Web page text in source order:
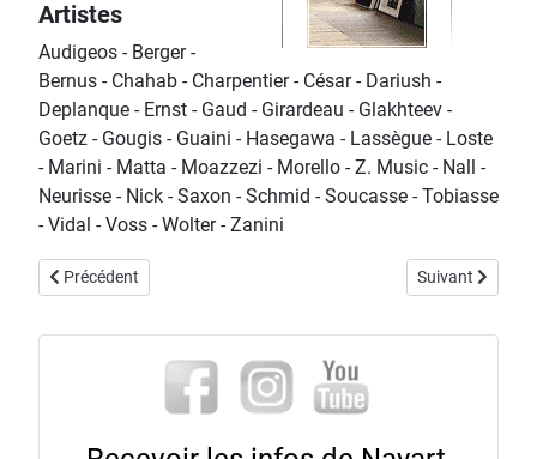
Artistes
Audigeos - Berger -
Bernus - Chahab - Charpentier - César - Dariush -
Deplanque - Ernst - Gaud - Girardeau - Glakhteev -
Goetz - Gougis - Guaini - Hasegawa - Lassègue - Loste
- Marini - Matta - Moazzezi - Morello - Z. Music - Nall -
Neurisse - Nick - Saxon - Schmid - Soucasse - Tobiasse
- Vidal - Voss - Wolter - Zanini
Article précédent : exposition "laine et couleurs : la tradition
Précédent Article suivant :
Suivant